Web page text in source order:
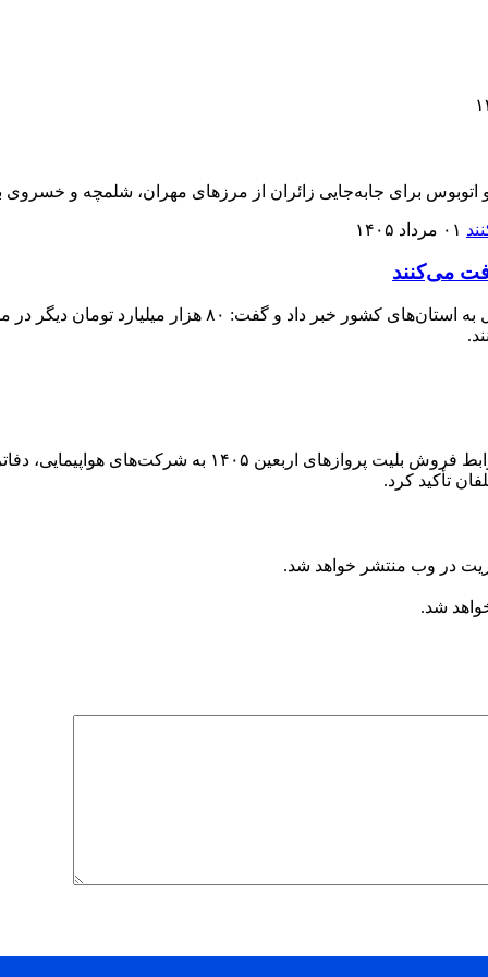
اتوبوس برای جابه‌جایی زائران از مرزهای مهران، شلمچه و
۰۱ مرداد ۱۴۰۵
می‌کنند
معاون وزارت کار از ابلاغ ۵۲ هزار میلیارد تومان تسهیلات
سازمان هواپیمایی کشوری با ابلاغ دو بخشنامه، الزامات
تأکید کرد.
در وب منتشر خواهد شد.
شد.